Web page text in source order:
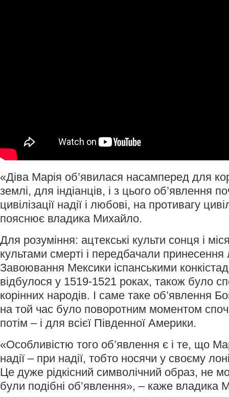
«Діва Марія об’явилася насамперед для
землі, для індіанців, і з цього об’явлення
цивілізації надії і любові, на противагу
пояснює владика Михайло.
Для розуміння: ацтекські культи сонця і
культами смерті і передбачали
Завоювання Мексики іспанськими
відбулося у 1519-1521 роках, також було
корінних народів. І саме таке об’явлення
на той час було поворотним моментом
потім – і для всієї Південної Америки.
«Особливістю того об’явлення є і те, що
надії – при надії, тобто носячи у своєму
Це дуже рідкісний символічний образ, не
були подібні об’явлення», – каже владика